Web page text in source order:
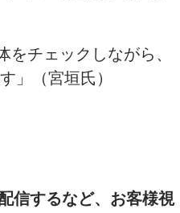
チェックしながら、
」（宮垣氏）
信するなど、お客様視